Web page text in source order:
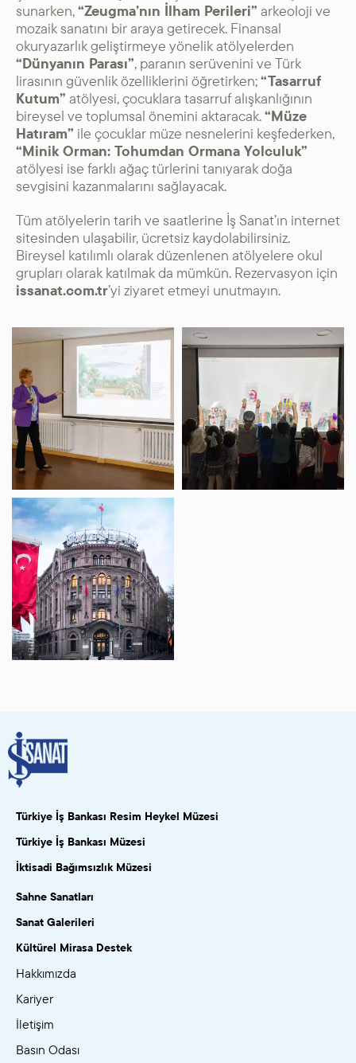
sunarken,“Zeugma’nın İlham Perileri” arkeoloji ve
mozaik sanatını bir araya getirecek. Finansal
okuryazarlık geliştirmeye yönelik atölyelerden
“Dünyanın Parası”, paranın serüvenini ve Türk
lirasının güvenlik özelliklerini öğretirken;“Tasarruf
Kutum” atölyesi, çocuklara tasarruf alışkanlığının
bireysel ve toplumsal önemini aktaracak.“Müze
Hatıram” ile çocuklar müze nesnelerini keşfederken,
“Minik Orman: Tohumdan Ormana Yolculuk”
atölyesi ise farklı ağaç türlerini tanıyarak doğa
sevgisini kazanmalarını sağlayacak.
Tüm atölyelerin tarih ve saatlerine İş Sanat’ın internet
sitesinden ulaşabilir, ücretsiz kaydolabilirsiniz.
Bireysel katılımlı olarak düzenlenen atölyelere okul
grupları olarak katılmak da mümkün. Rezervasyon için
issanat.com.tr’yi ziyaret etmeyi unutmayın.
Türkiye İş Bankası Resim Heykel Müzesi
Türkiye İş Bankası Müzesi
İktisadi Bağımsızlık Müzesi
Sahne Sanatları
Sanat Galerileri
Kültürel Mirasa Destek
Hakkımızda
Kariyer
İletişim
Basın Odası